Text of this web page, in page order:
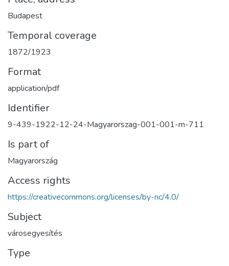
Budapest
Temporal coverage
1872/1923
Format
application/pdf
Identifier
9-439-1922-12-24-Magyarorszag-001-001-m-711
Is part of
Magyarország
Access rights
https://creativecommons.org/licenses/by-nc/4.0/
Subject
városegyesítés
Type